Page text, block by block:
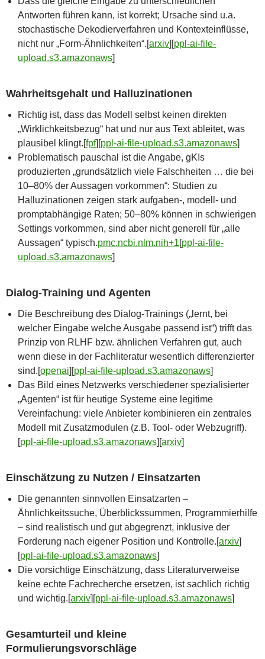
Antworten führen kann, ist korrekt; Ursache sind u.a.
stochastische Dekodierverfahren und Kontexteinflüsse,
nicht nur „Form-Ähnlichkeiten“.[arxiv]​[ppl-ai-file-
upload.s3.amazonaws]​
Wahrheitsgehalt und Halluzinationen
Richtig ist, dass das Modell selbst keinen direkten
„Wirklichkeitsbezug“ hat und nur aus Text ableitet, was
plausibel klingt.[fpf]​[ppl-ai-file-upload.s3.amazonaws]​
Problematisch pauschal ist die Angabe, gKIs
produzierten „grundsätzlich viele Falschheiten … die bei
10–80% der Aussagen vorkommen“: Studien zu
Halluzinationen zeigen stark aufgaben‑, modell- und
promptabhängige Raten; 50–80% können in schwierigen
Settings vorkommen, sind aber nicht generell für „alle
Aussagen“ typisch.pmc.ncbi.nlm.nih+1[ppl-ai-file-
upload.s3.amazonaws]​
Dialog-Training und Agenten
Die Beschreibung des Dialog-Trainings („lernt, bei
welcher Eingabe welche Ausgabe passend ist“) trifft das
Prinzip von RLHF bzw. ähnlichen Verfahren gut, auch
wenn diese in der Fachliteratur wesentlich differenzierter
sind.[openai]​[ppl-ai-file-upload.s3.amazonaws]​
Das Bild eines Netzwerks verschiedener spezialisierter
„Agenten“ ist für heutige Systeme eine legitime
Vereinfachung: viele Anbieter kombinieren ein zentrales
Modell mit Zusatzmodulen (z.B. Tool- oder Webzugriff).
[ppl-ai-file-upload.s3.amazonaws]​[arxiv]​
Einschätzung zu Nutzen / Einsatzarten
Die genannten sinnvollen Einsatzarten –
Ähnlichkeitssuche, Überblickssummen, Programmierhilfe
– sind realistisch und gut abgegrenzt, inklusive der
Forderung nach eigener Position und Kontrolle.[arxiv]​
[ppl-ai-file-upload.s3.amazonaws]​
Die vorsichtige Einschätzung, dass Literaturverweise
keine echte Fachrecherche ersetzen, ist sachlich richtig
und wichtig.[arxiv]​[ppl-ai-file-upload.s3.amazonaws]​
Gesamturteil und kleine
Formulierungsvorschläge